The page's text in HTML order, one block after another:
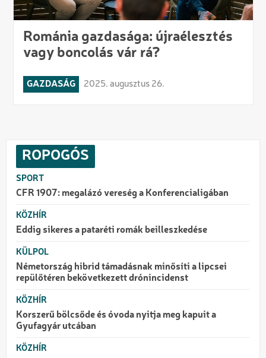
Románia gazdasága: újraélesztés
vagy boncolás vár rá?
GAZDASÁG 2025. augusztus 26.
ROPOGÓS
SPORT
CFR 1907: megalázó vereség a Konferencialigában
KÖZHÍR
Eddig sikeres a pataréti romák beilleszkedése
KÜLPOL
Németország hibrid támadásnak minősíti a lipcsei
repülőtéren bekövetkezett drónincidenst
KÖZHÍR
Korszerű bölcsőde és óvoda nyitja meg kapuit a
Gyufagyár utcában
KÖZHÍR